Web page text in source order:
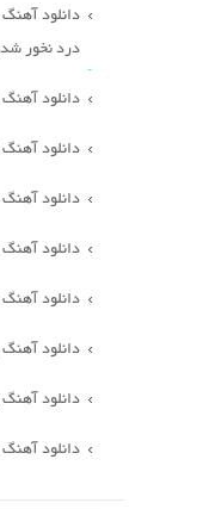
دانلود
درد نخور
دانلود
دانلود
دانلود
دانلود
دانلود آهنگ
دانلود
دانلود آهنگ
دانلود آهنگ